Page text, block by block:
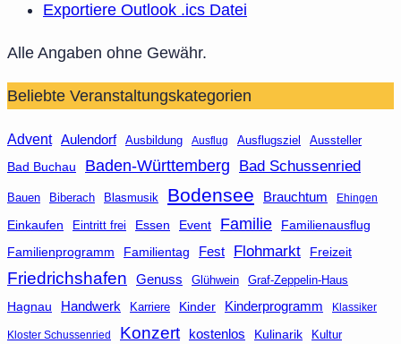
Exportiere Outlook .ics Datei
Alle Angaben ohne Gewähr.
Beliebte Veranstaltungskategorien
Advent Aulendorf Ausbildung Ausflug Ausflugsziel
Aussteller
Bad Buchau
Baden-Württemberg Bad Schussenried
Bauen Biberach Blasmusik Bodensee Brauchtum Ehingen
Einkaufen Eintritt frei Essen Event Familie
Familienausflug
Familienprogramm
Familientag Fest Flohmarkt Freizeit
Friedrichshafen Genuss Glühwein Graf-Zeppelin-Haus
Hagnau Handwerk Karriere Kinder Kinderprogramm Klassiker
Kloster Schussenried Konzert kostenlos Kulinarik Kultur